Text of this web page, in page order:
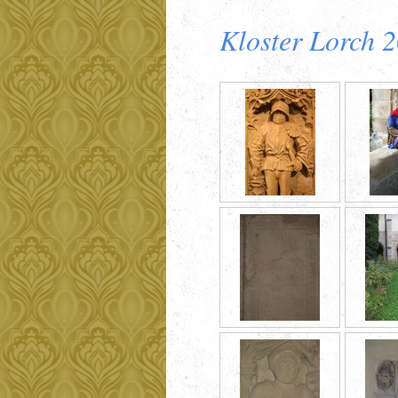
Kloster Lorch